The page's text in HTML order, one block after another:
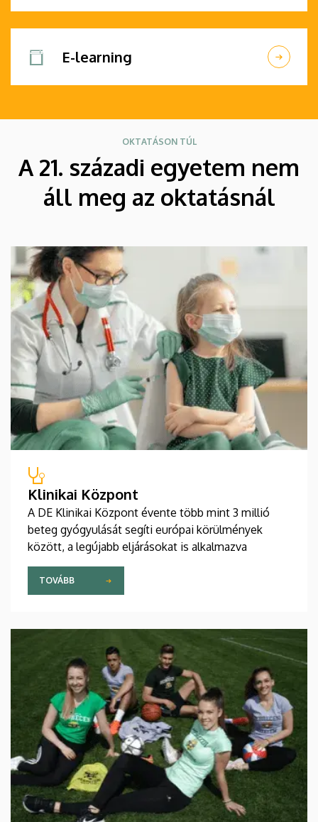
E-learning
OKTATÁSON TÚL
A 21. századi egyetem nem
áll meg az oktatásnál
Klinikai Központ
A DE Klinikai Központ évente több mint 3 millió
beteg gyógyulását segíti európai körülmények
között, a legújabb eljárásokat is alkalmazva
TOVÁBB